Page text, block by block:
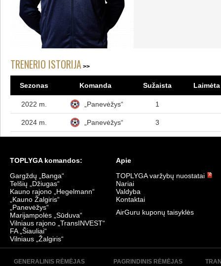
TRENERIO ISTORIJA
Sezonas Komanda Sužaista
2022 m. „Panevėžys“ 1
2024 m. „Panevėžys“ 3
TOPLYGA komandos:
Gargždų „Banga“
Telšių „Džiugas“
Kauno rajono „Hegelmann“
„Kauno Žalgiris“
„Panevėžys“
Marijampolės „Sūduva“
Vilniaus rajono „TransINVEST“
FA „Šiauliai“
Vilniaus „Žalgiris“
Apie
TOPLYGA varžybų nuostatai
Nariai
Valdyba
Kontaktai
AirGuru kuponų taisyklės
GENERALINIS RĖMĖJAS PAGRINDINIS RĖMĖJAS